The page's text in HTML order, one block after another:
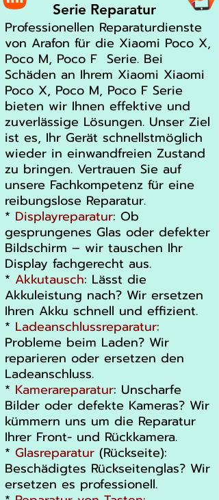
Serie Reparatur
Professionellen Reparaturdienste
von Arafon für die Xiaomi Poco X,
Poco M, Poco F Serie. Bei
Schäden an Ihrem Xiaomi Xiaomi
Poco X, Poco M, Poco F Serie
bieten wir Ihnen effektive und
zuverlässige Lösungen. Unser Ziel
ist es, Ihr Gerät schnellstmöglich
wieder in einwandfreien Zustand
zu bringen. Vertrauen Sie auf
unsere Fachkompetenz für eine
reibungslose Reparatur.
* Displayreparatur: Ob
gesprungenes Glas oder defekter
Bildschirm – wir tauschen Ihr
Display fachgerecht aus.
* Akkutausch: Lässt die
Akkuleistung nach? Wir ersetzen
Ihren Akku schnell und effizient.
* Ladeanschlussreparatur:
Probleme beim Laden? Wir
reparieren oder ersetzen den
Ladeanschluss.
* Kamerareparatur: Unscharfe
Bilder oder defekte Kameras? Wir
kümmern uns um die Reparatur
Ihrer Front- und Rückkamera.
* Glasreparatur (Rückseite):
Beschädigtes Rückseitenglas? Wir
ersetzen es professionell.